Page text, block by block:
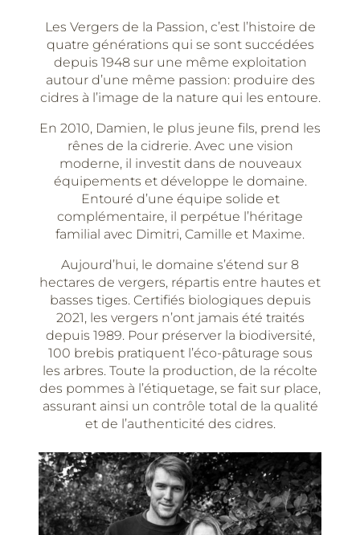
PassionLes Vergers de la Passion, c’est l’histoire de
quatre générations qui se sont succédées
depuis 1948 sur une même exploitation
autour d’une même passion: produire des
cidres à l’image de la nature qui les entoure.
En 2010, Damien, le plus jeune fils, prend les
rênes de la cidrerie. Avec une vision
moderne, il investit dans de nouveaux
équipements et développe le domaine.
Entouré d’une équipe solide et
complémentaire, il perpétue l’héritage
familial avec Dimitri, Camille et Maxime.
Aujourd’hui, le domaine s’étend sur 8
hectares de vergers, répartis entre hautes et
basses tiges. Certifiés biologiques depuis
2021, les vergers n’ont jamais été traités
depuis 1989. Pour préserver la biodiversité,
100 brebis pratiquent l’éco-pâturage sous
les arbres. Toute la production, de la récolte
des pommes à l’étiquetage, se fait sur place,
assurant ainsi un contrôle total de la qualité
et de l’authenticité des cidres.